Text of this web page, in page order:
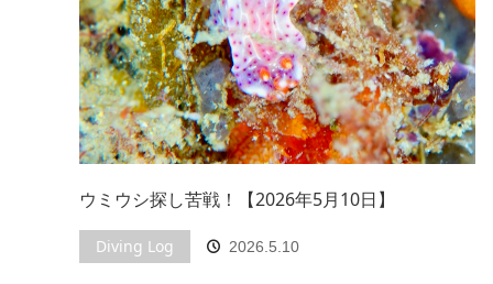
ウミウシ探し苦戦！【2026年5月10日】
Diving Log 2026.5.10